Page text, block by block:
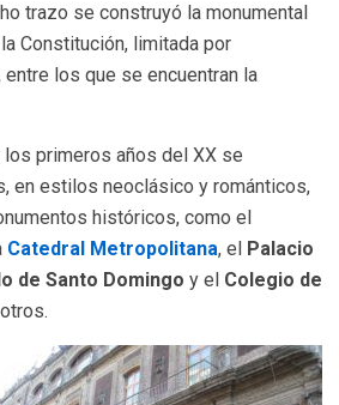
trazo se construyó la monumental
Constitución, limitada por
los que se encuentran la
los primeros años del XX se
en estilos neoclásico y románticos,
históricos, como el
Catedral Metropolitana, el
Palacio
de Santo Domingo y el Colegio de